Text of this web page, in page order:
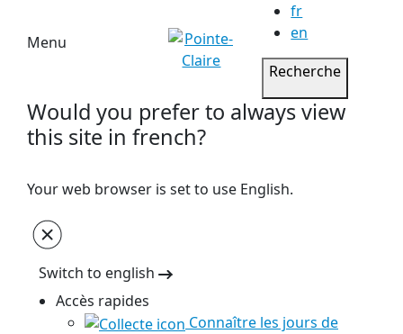
Menu
fr
en
Recherche
Would you prefer to always view
this site in french?
Your web browser is set to use English.
Switch to english
Accès rapides
Connaître les jours de